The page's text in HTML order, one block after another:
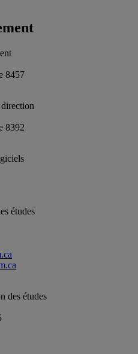
8457
direction
8392
études
des études